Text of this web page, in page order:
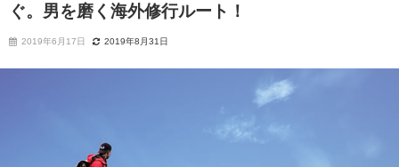
ぐ。男を磨く海外修行ルート！
2019年6月17日 2019年8月31日